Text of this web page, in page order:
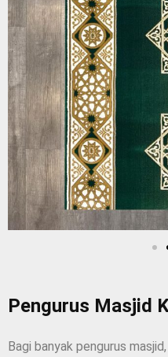
Pengurus Masjid
Bagi banyak pengurus